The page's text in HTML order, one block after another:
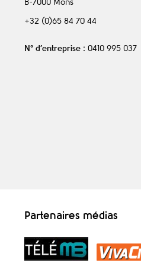
B-7000 Mons
+32 (0)65 84 70 44
N° d’entreprise : 0410 995 037
Partenaires médias